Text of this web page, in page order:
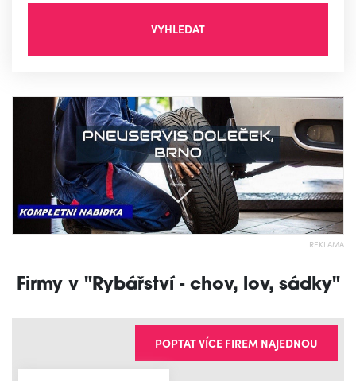
VYHLEDAT
REKLAMA
Firmy v "Rybářství - chov, lov, sádky"
POPTAT VÍCE FIREM NAJEDNOU